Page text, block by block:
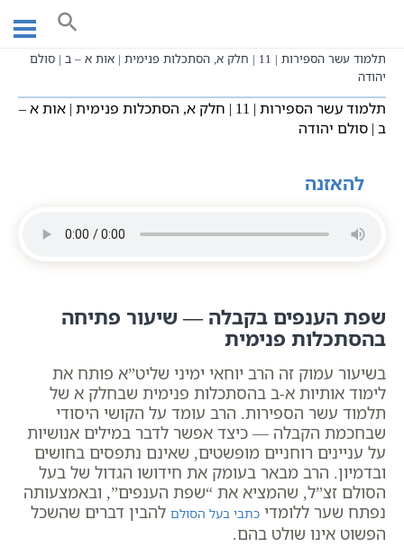
content
תלמוד עשר הספירות | 11 | חלק א, הסתכלות פנימית | אות א – ב | סולם
יהודה
תלמוד עשר הספירות | 11 | חלק א, הסתכלות פנימית | אות א –
ב | סולם יהודה
להאזנה
שפת הענפים בקבלה — שיעור פתיחה
בהסתכלות פנימית
בשיעור עמוק זה הרב יוחאי ימיני שליט”א פותח את
לימוד אותיות א-ב בהסתכלות פנימית שבחלק א של
תלמוד עשר הספירות. הרב עומד על הקושי היסודי
שבחכמת הקבלה — כיצד אפשר לדבר במילים אנושיות
על עניינים רוחניים מופשטים, שאינם נתפסים בחושים
ובדמיון. הרב מבאר בעומק את חידושו הגדול של בעל
הסולם זצ”ל, שהמציא את “שפת הענפים”, ובאמצעותה
נפתח שער ללומדי כתבי בעל הסולם להבין דברים שהשכל
הפשוט אינו שולט בהם.